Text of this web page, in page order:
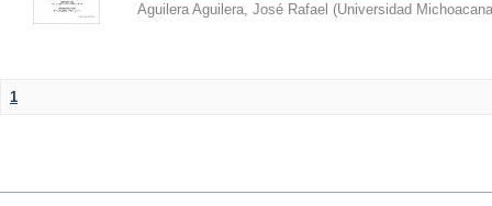
Aguilera Aguilera, José Rafael (Universidad
1